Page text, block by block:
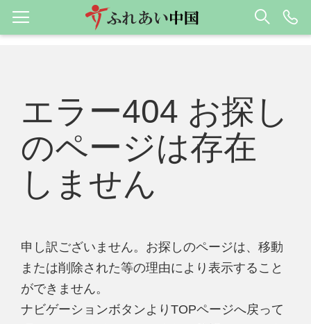
エラー404 お探し
のページは存在
しません
申し訳ございません。お探しのページは、移動
または削除された等の理由により表示すること
ができません。
ナビゲーションボタンよりTOPページへ戻って